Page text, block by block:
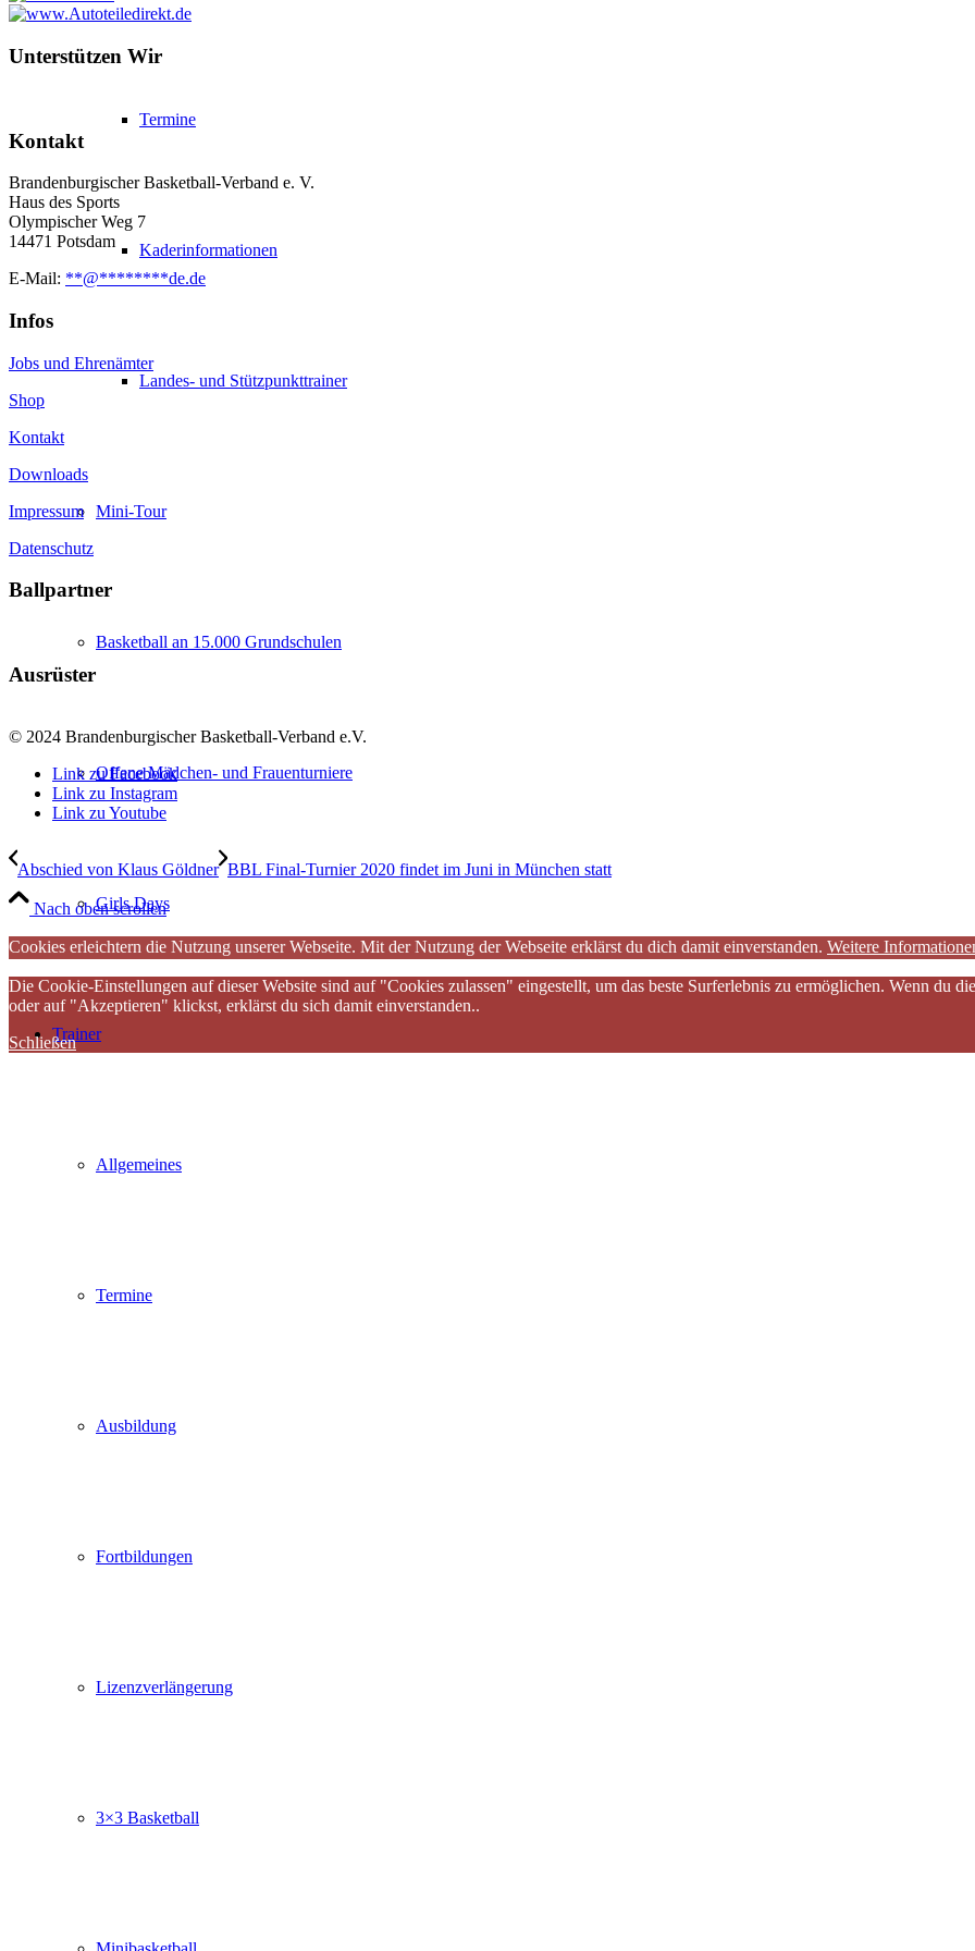
Termine
Kaderinformationen
Landes- und Stützpunkttrainer
Mini-Tour
Basketball an 15.000 Grundschulen
Offene Mädchen- und Frauenturniere
Girls Days
Trainer
Allgemeines
Termine
Ausbildung
Fortbildungen
Lizenzverlängerung
3×3 Basketball
Unterstützen Wir
Kontakt
Brandenburgischer Basketball-Verband e. V.
Haus des Sports
Olympischer Weg 7
14471 Potsdam
E-Mail: **@********de.de
Infos
Jobs und Ehrenämter
Shop
Kontakt
Downloads
Impressum
Datenschutz
Ballpartner
Ausrüster
© 2024 Brandenburgischer Basketball-Verband e.V.
Link zu Facebook
Link zu Instagram
Link zu Youtube
Abschied von Klaus Göldner BBL Final-Turnier 2020 findet im Juni in München statt
Nach oben scrollen
Cookies erleichtern die Nutzung unserer Webseite. Mit der Nutzung der Webseite erklärst du dich damit einverstanden. Weitere
Die Cookie-Einstellungen auf dieser Website sind auf "Cookies zulassen" eingestellt, um das beste Surferlebnis zu ermöglichen. Wenn du
oder auf "Akzeptieren" klickst, erklärst du sich damit einverstanden..
Schließen